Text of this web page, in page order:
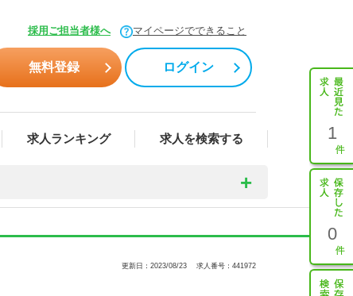
採用ご担当者様へ マイページでできること
無料登録 ログイン
求人ランキング 求人を検索する 1
0
更新日：2023/08/23 求人番号：441972